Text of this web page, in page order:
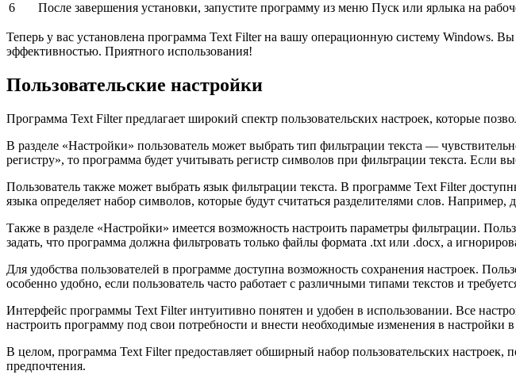
6
После завершения установки, запустите программу из меню Пуск или ярлыка на
Теперь у вас установлена программа Text Filter на вашу операционную систему Windows.
эффективностью. Приятного использования!
Пользовательские настройки
Программа Text Filter предлагает широкий спектр пользовательских настроек, которые
В разделе «Настройки» пользователь может выбрать тип фильтрации текста —
регистру», то программа будет учитывать регистр символов при фильтрации текста. Если
Пользователь также может выбрать язык фильтрации текста. В программе Text Filter
языка определяет набор символов, которые будут считаться разделителями слов.
Также в разделе «Настройки» имеется возможность настроить параметры фильтрации.
задать, что программа должна фильтровать только файлы формата .txt или .docx, а
Для удобства пользователей в программе доступна возможность сохранения настроек.
особенно удобно, если пользователь часто работает с различными типами текстов и
Интерфейс программы Text Filter интуитивно понятен и удобен в использовании. Все
настроить программу под свои потребности и внести необходимые изменения в настройки
В целом, программа Text Filter предоставляет обширный набор пользовательских
предпочтения.